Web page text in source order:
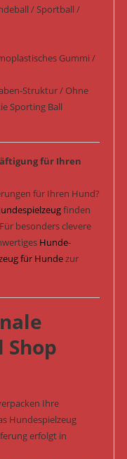
/ Sportball /
Gummi /
Struktur / Ohne
Sporting Ball
für Ihren
für Ihren Hund?
finden
besonders clevere
Hunde-
für Hundezur
Ihre
Hundespielzeug
erfolgt in